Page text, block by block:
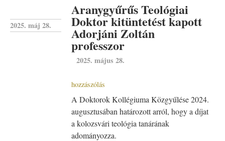
2025. máj 28.
Aranygyűrűs Teológiai
Doktor kitüntetést kapott
Adorjáni Zoltán
professzor
2025. május 28.
hozzászólás
A Doktorok Kollégiuma Közgyűlése 2024.
augusztusában határozott arról, hogy a díjat
a kolozsvári teológia tanárának
adományozza.